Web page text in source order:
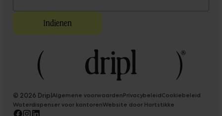
© 2026 DriplAlgemene voorwaardenPrivacybeleidCookiebeleid
Waterdispenser voor kantorenWebsite door Hartstikke